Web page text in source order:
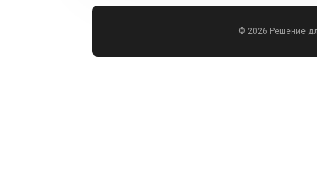
© 2026 Решение